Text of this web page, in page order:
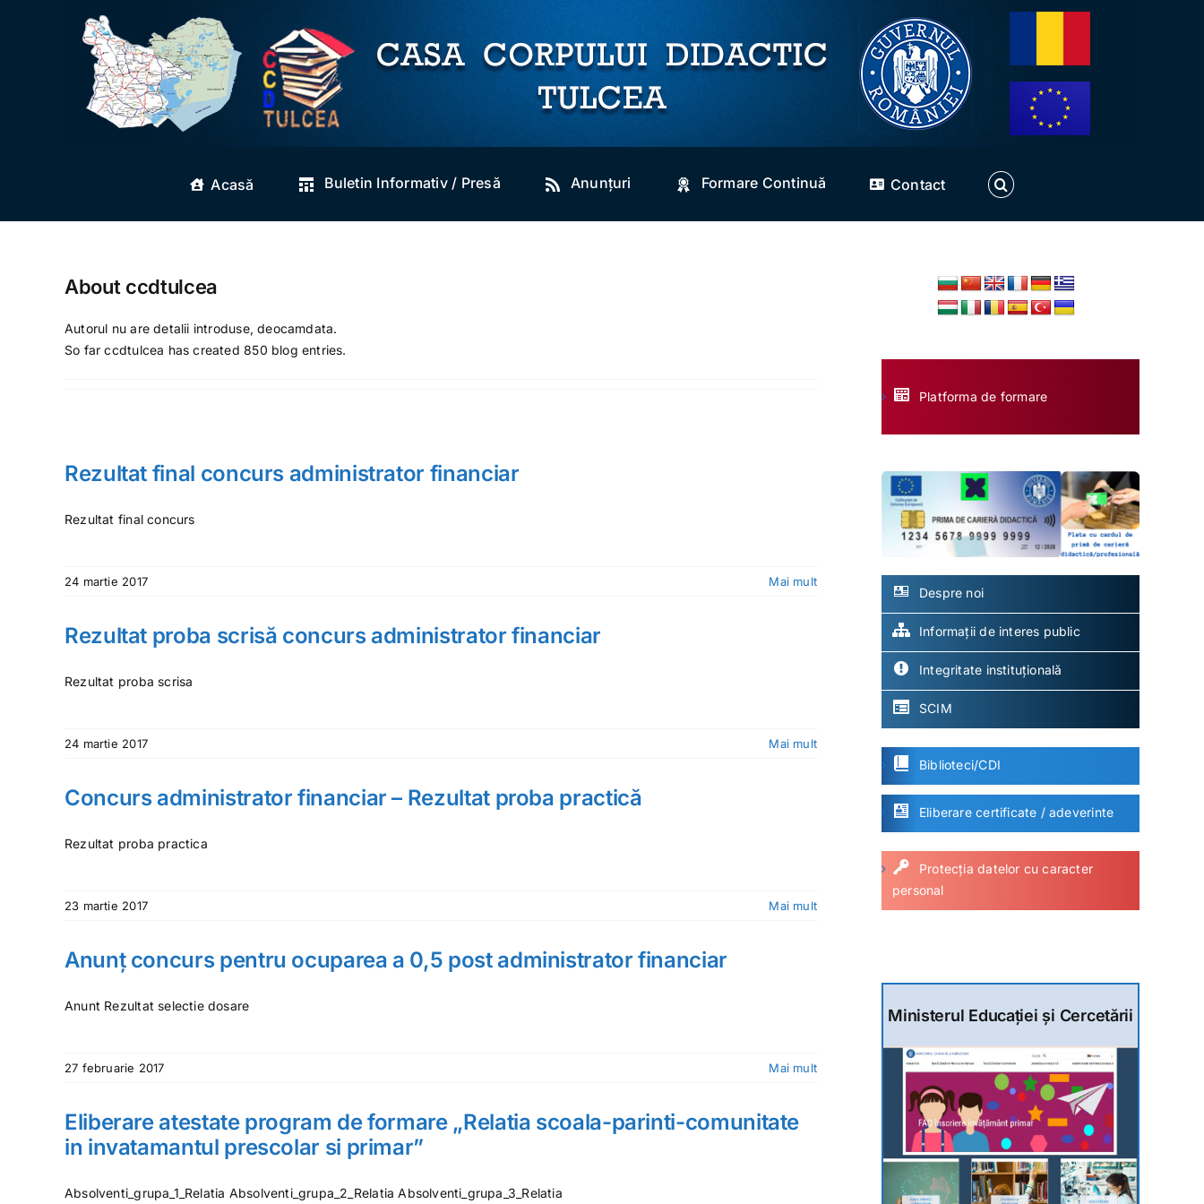
Acasă Buletin Informativ / Presă Anunțuri Formare Continuă Contact
About ccdtulcea
Autorul nu are detalii introduse, deocamdata.
So far ccdtulcea has created 850 blog entries.
Rezultat final concurs administrator financiar
Rezultat final concurs
24 martie 2017 Mai mult
Rezultat proba scrisă concurs administrator financiar
Rezultat proba scrisa
24 martie 2017 Mai mult
Concurs administrator financiar – Rezultat proba practică
Rezultat proba practica
23 martie 2017 Mai mult
Anunț concurs pentru ocuparea a 0,5 post administrator financiar
Anunt Rezultat selectie dosare
27 februarie 2017 Mai mult
Eliberare atestate program de formare „Relatia scoala-parinti-comunitate
in invatamantul prescolar si primar”
Absolventi_grupa_1_Relatia Absolventi_grupa_2_Relatia Absolventi_grupa_3_Relatia
Platforma de formare
Despre noi
Informații de interes public
Integritate instituțională
SCIM
Biblioteci/CDI
Eliberare certificate / adeverinte
Protecția datelor cu caracter
personal
Ministerul Educației și Cercetării